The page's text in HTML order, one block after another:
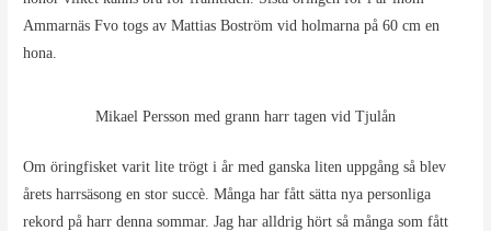
Ammarnäs Fvo togs av Mattias Boström vid holmarna på 60 cm en
hona.
Mikael Persson med grann harr tagen vid Tjulån
Om öringfisket varit lite trögt i år med ganska liten uppgång så blev
årets harrsäsong en stor succè. Många har fått sätta nya personliga
rekord på harr denna sommar. Jag har alldrig hört så många som fått